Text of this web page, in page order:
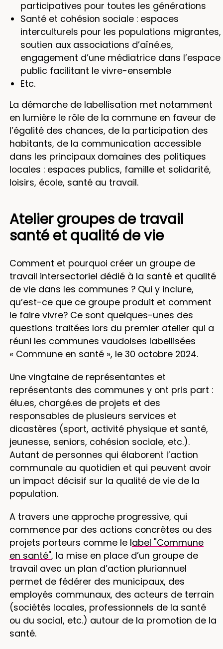
participatives pour toutes les générations
Santé et cohésion sociale : espaces
interculturels pour les populations migrantes,
soutien aux associations d’aîné.es,
engagement d’une médiatrice dans l’espace
public facilitant le vivre-ensemble
Etc.
La démarche de labellisation met notamment
en lumière le rôle de la commune en faveur de
l’égalité des chances, de la participation des
habitants, de la communication accessible
dans les principaux domaines des politiques
locales : espaces publics, famille et solidarité,
loisirs, école, santé au travail.
Atelier groupes de travail
santé et qualité de vie
Comment et pourquoi créer un groupe de
travail intersectoriel dédié à la santé et qualité
de vie dans les communes ? Qui y inclure,
qu’est-ce que ce groupe produit et comment
le faire vivre? Ce sont quelques-unes des
questions traitées lors du premier atelier qui a
réuni les communes vaudoises labellisées
« Commune en santé », le 30 octobre 2024.
Une vingtaine de représentantes et
représentants des communes y ont pris part :
élu.es, chargé.es de projets et des
responsables de plusieurs services et
dicastères (sport, activité physique et santé,
jeunesse, seniors, cohésion sociale, etc.).
Autant de personnes qui élaborent l’action
communale au quotidien et qui peuvent avoir
un impact décisif sur la qualité de vie de la
population.
A travers une approche progressive, qui
commence par des actions concrètes ou des
projets porteurs comme le label "Commune
en santé", la mise en place d’un groupe de
travail avec un plan d’action pluriannuel
permet de fédérer des municipaux, des
employés communaux, des acteurs de terrain
(sociétés locales, professionnels de la santé
ou du social, etc.) autour de la promotion de la
santé.